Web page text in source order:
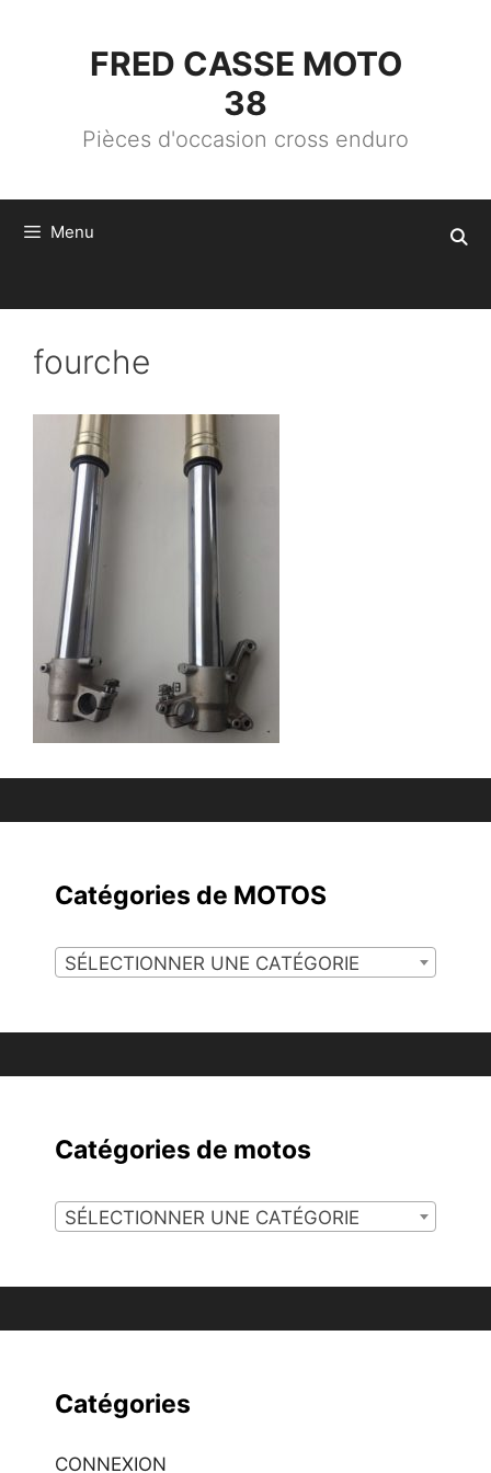
FRED CASSE MOTO
38
Pièces d'occasion cross enduro
Menu
fourche
Catégories de MOTOS
SÉLECTIONNER UNE CATÉGORIE
Catégories de motos
SÉLECTIONNER UNE CATÉGORIE
Catégories
CONNEXION